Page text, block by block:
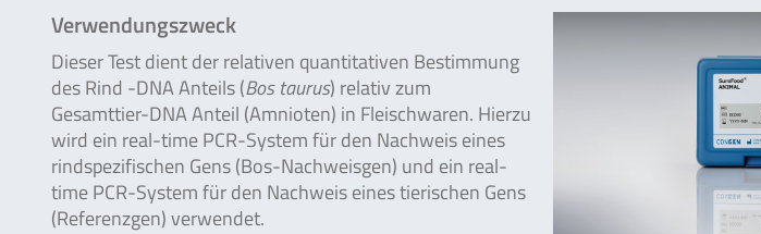
Verwendungszweck
Dieser Test dient der relativen quantitativen Bestimmung
des Rind -DNA Anteils (Bos taurus) relativ zum
Gesamttier-DNA Anteil (Amnioten) in Fleischwaren. Hierzu
wird ein real-time PCR-System für den Nachweis eines
rindspezifischen Gens (Bos-Nachweisgen) und ein real-
time PCR-System für den Nachweis eines tierischen Gens
(Referenzgen) verwendet.